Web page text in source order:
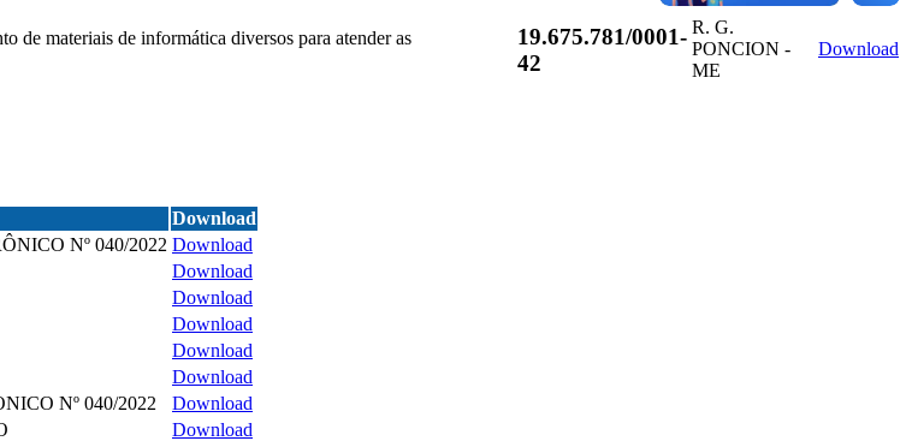
de materiais de informática diversos para atender as
19.675.781/0001-
42
R. G.
PONCION -
ME
Download
Download
Nº 040/2022 Download
Download
Download
Download
Download
Download
Nº 040/2022
Download
Download